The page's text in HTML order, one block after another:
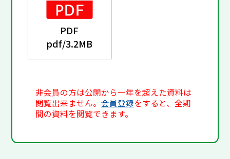
PDF
pdf/3.2MB
非会員の方は公開から一年を超えた資料は
閲覧出来ません。会員登録をすると、全期
間の資料を閲覧できます。